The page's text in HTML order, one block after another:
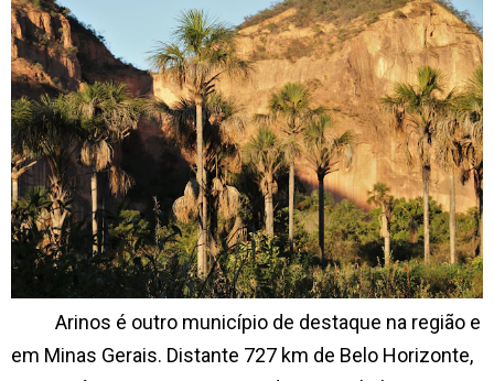
Arinos é outro município de destaque na região e
em Minas Gerais. Distante 727 km de Belo Horizonte,